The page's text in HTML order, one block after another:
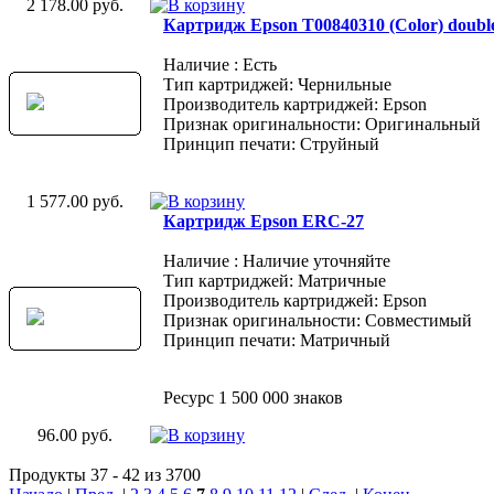
2 178.00 руб.
Картридж Epson T00840310 (Color)
Наличие : Есть
Тип картриджей: Чернильные
Производитель картриджей: Epson
Признак оригинальности: Оригинальный
Принцип печати: Струйный
1 577.00 руб.
Картридж Epson ERC-27
Наличие : Наличие уточняйте
Тип картриджей: Матричные
Производитель картриджей: Epson
Признак оригинальности: Совместимый
Принцип печати: Матричный
Ресурс 1 500 000 знаков
96.00 руб.
Продукты 37 - 42 из 3700